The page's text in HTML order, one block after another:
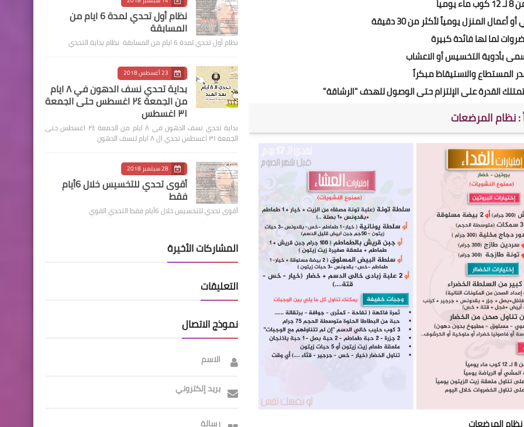
القدرة على الإلتزام حتى الوصول للهدف "الرشاقة"
: نظام المرضعات
نظام أول تحدي لمدة 6 ايام من
المسابقة
نظام أول تحدي لمدة 6 ايام من المسابقة نظام بداية التحدي
23 أغسطس 2018
بداية تحدي نسف الدهون في ٨ ايام
من الجمعة ٢٤ اغسطس حتى الجمعة
٣١ اغسطس
بداية تحدي نسف الدهون في ٨ ايام من الجمعة ٢٤ اغسطس حتى
الجمعة ٣١ اغسطس تحدي ال ٨ ايام لنسف الدهون
28 سبتمبر 2018
أقوى تحدي للتخسيس خلال 6أيام
فقط
أقوى تحدي للتخسيس خلال 6أيام فقط التحدي القوي
المشاركات الأخيرة
التعليقات
نموذج الاتصال
الاسم
بريد إلكتروني
رسالة